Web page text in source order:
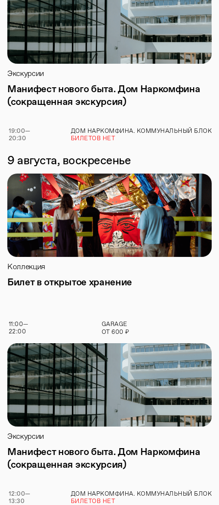
Экскурсии
Манифест нового быта. Дом Наркомфина
(сокращенная экскурсия)
19:00—
20:30
ДОМ НАРКОМФИНА. КОММУНАЛЬНЫЙ БЛОК
БИЛЕТОВ НЕТ
9 августа, воскресенье
Коллекция
Билет в открытое хранение
11:00—
22:00
GARAGE
ОТ600₽
Экскурсии
Манифест нового быта. Дом Наркомфина
(сокращенная экскурсия)
12:00—
13:30
ДОМ НАРКОМФИНА. КОММУНАЛЬНЫЙ БЛОК
БИЛЕТОВ НЕТ